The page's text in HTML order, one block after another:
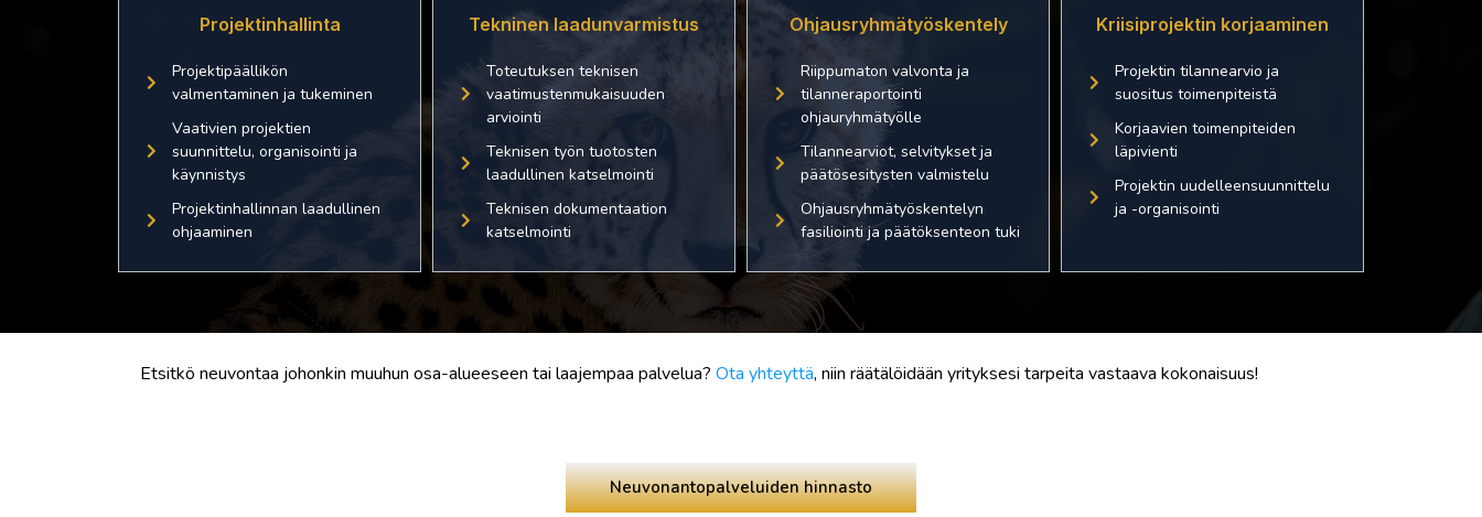
Projektinhallinta
Projektipäällikön
valmentaminen ja tukeminen
Vaativien projektien
suunnittelu, organisointi ja
käynnistys
Projektinhallinnan laadullinen
ohjaaminen
Tekninen laadunvarmistus
Toteutuksen teknisen
vaatimustenmukaisuuden
arviointi
Teknisen työn tuotosten
laadullinen katselmointi
Teknisen dokumentaation
katselmointi
Ohjausryhmätyöskentely
Riippumaton valvonta ja
tilanneraportointi
ohjauryhmätyölle
Tilannearviot, selvitykset ja
päätösesitysten valmistelu
Ohjausryhmätyöskentelyn
fasiliointi ja päätöksenteon tuki
Kriisiprojektin korjaaminen
Projektin tilannearvio ja
suositus toimenpiteistä
Korjaavien toimenpiteiden
läpivienti
Projektin uudelleensuunnittelu
ja -organisointi
Etsitkö neuvontaa johonkin muuhun osa-alueeseen tai laajempaa palvelua? Ota yhteyttä, niin räätälöidään yrityksesi tarpeita vastaava kokonaisuus!
Neuvonantopalveluiden hinnasto